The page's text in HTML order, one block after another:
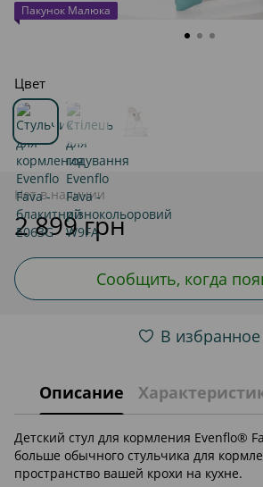
Пакунок Малюка
Цвет
Нет в наличии
2 899 грн
Сообщить, когда
В избранное
Описание
Детский стул для кормления Evenflo®
больше обычного стульчика для
пространство вашей крохи на кухне.